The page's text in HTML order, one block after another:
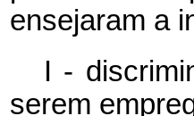
ensejaram a
I -
serem